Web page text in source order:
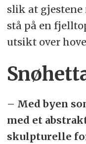
slik at gjestene
stå på en
utsikt over
– Med byen
med et
skulpturelle